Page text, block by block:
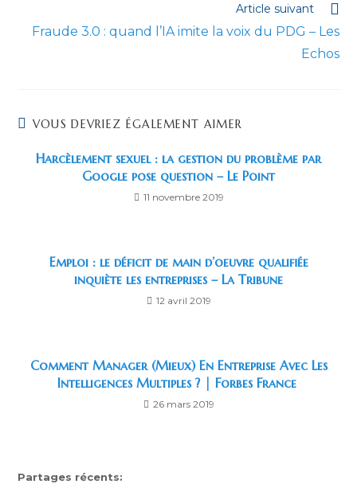
Article suivant
Fraude 3.0 : quand l’IA imite la voix du PDG – Les
Echos
VOUS DEVRIEZ ÉGALEMENT AIMER
Harcèlement sexuel : la gestion du problème par
Google pose question – Le Point
11 novembre 2019
Emploi : le déficit de main d’oeuvre qualifiée
inquiète les entreprises – La Tribune
12 avril 2019
Comment Manager (Mieux) En Entreprise Avec Les
Intelligences Multiples ? | Forbes France
26 mars 2019
Partages récents: